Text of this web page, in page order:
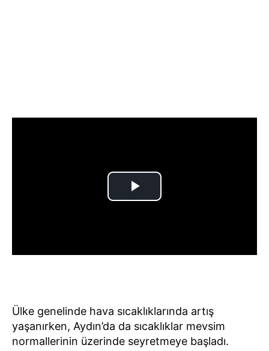
Ülke genelinde hava sıcaklıklarında artış
yaşanırken, Aydın’da da sıcaklıklar mevsim
normallerinin üzerinde seyretmeye başladı.